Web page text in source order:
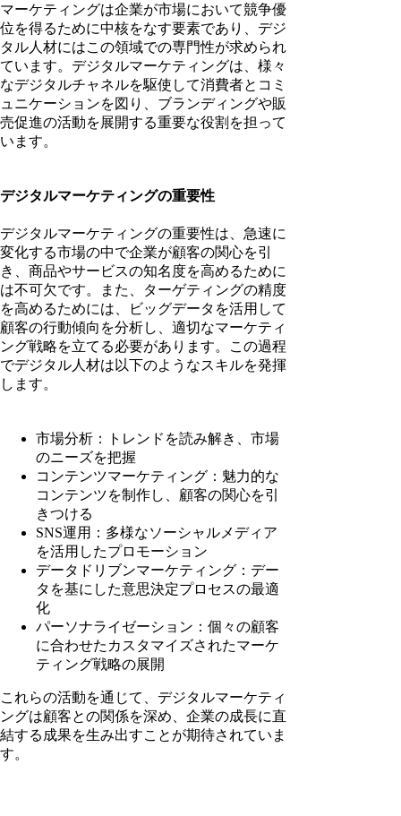
マーケティングは企業が市場において競争優
位を得るために中核をなす要素であり、デジ
タル人材にはこの領域での専門性が求められ
ています。デジタルマーケティングは、様々
なデジタルチャネルを駆使して消費者とコミ
ュニケーションを図り、ブランディングや販
売促進の活動を展開する重要な役割を担って
います。
デジタルマーケティングの重要性
デジタルマーケティングの重要性は、急速に
変化する市場の中で企業が顧客の関心を引
き、商品やサービスの知名度を高めるために
は不可欠です。また、ターゲティングの精度
を高めるためには、ビッグデータを活用して
顧客の行動傾向を分析し、適切なマーケティ
ング戦略を立てる必要があります。この過程
でデジタル人材は以下のようなスキルを発揮
します。
市場分析：トレンドを読み解き、市場
のニーズを把握
コンテンツマーケティング：魅力的な
コンテンツを制作し、顧客の関心を引
きつける
SNS運用：多様なソーシャルメディア
を活用したプロモーション
データドリブンマーケティング：デー
タを基にした意思決定プロセスの最適
化
パーソナライゼーション：個々の顧客
に合わせたカスタマイズされたマーケ
ティング戦略の展開
これらの活動を通じて、デジタルマーケティ
ングは顧客との関係を深め、企業の成長に直
結する成果を生み出すことが期待されていま
す。